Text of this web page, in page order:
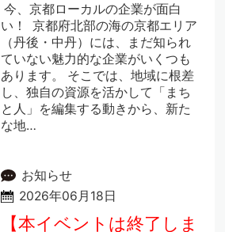
今、京都ローカルの企業が面白
い！ 京都府北部の海の京都エリア
（丹後・中丹）には、まだ知られ
ていない魅力的な企業がいくつも
あります。 そこでは、地域に根差
し、独自の資源を活かして「まち
と人」を編集する動きから、新た
な地…
お知らせ
2026年06月18日
【本イベントは終了しま